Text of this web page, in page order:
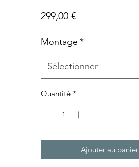
299,00 €Prix
Montage *
Sélectionner
Quantité *
Ajouter au panier